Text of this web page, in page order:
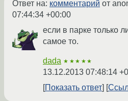
Ответ на: комментарий от
07:44:34 +00:00
если в парке только
самое то.
dada ★★★★★
13.12.2013 07:48:14
Показать ответ